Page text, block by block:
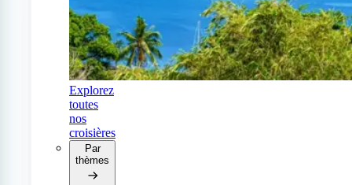
Explorez
toutes
nos
croisières
Par
thèmes